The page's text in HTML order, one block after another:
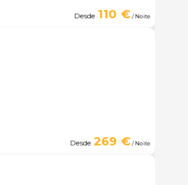
Desde 110 €/ Noite
Desde 269 €/ Noite